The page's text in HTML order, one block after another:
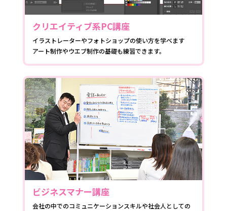
クリエイティブ系PC講座
イラストレーターやフォトショップの使い方を学べます
アート制作やウエブ制作の基礎も練習できます。
ビジネスマナー講座
会社の中でのコミュニケーションスキルや社会人としての